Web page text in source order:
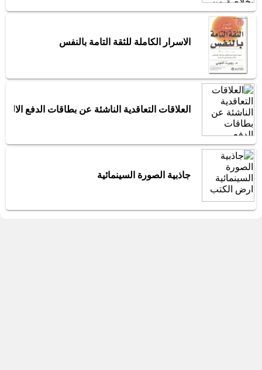
الاسرار الكاملة للثقة التامة بالنفس
العلاقات التعاقدية الناشئة عن بطاقات الدفع
جاذبية الصورة السينمائية